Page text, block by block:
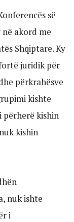
së
akord me
Shqiptare. Ky
juridik për
përkrahësve
kishte
kishin
kishin
nuk ishte
i